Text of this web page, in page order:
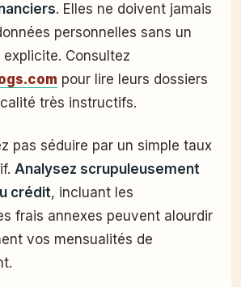
. Elles ne doivent jamais
personnelles sans un
Consultez
pour lire leurs dossiers
très instructifs.
pas séduire par un simple taux
Analysez scrupuleusement
crédit, incluant les
frais annexes peuvent alourdir
vos mensualités de